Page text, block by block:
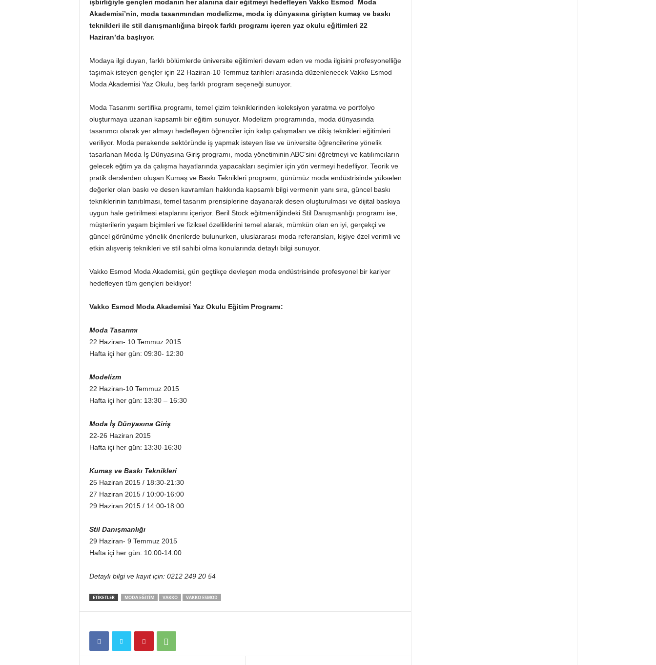
işbirliğiyle gençleri modanın her alanına dair eğitmeyi hedefleyen Vakko Esmod Moda
Akademisi’nin, moda tasarımından modelizme, moda iş dünyasına girişten kumaş ve baskı
teknikleri ile stil danışmanlığına birçok farklı programı içeren yaz okulu eğitimleri 22
Haziran’da başlıyor.
Modaya ilgi duyan, farklı bölümlerde üniversite eğitimleri devam eden ve moda ilgisini profesyonelliğe
taşımak isteyen gençler için 22 Haziran-10 Temmuz tarihleri arasında düzenlenecek Vakko Esmod
Moda Akademisi Yaz Okulu, beş farklı program seçeneği sunuyor.
Moda Tasarımı sertifika programı, temel çizim tekniklerinden koleksiyon yaratma ve portfolyo
oluşturmaya uzanan kapsamlı bir eğitim sunuyor. Modelizm programında, moda dünyasında
tasarımcı olarak yer almayı hedefleyen öğrenciler için kalıp çalışmaları ve dikiş teknikleri eğitimleri
veriliyor. Moda perakende sektöründe iş yapmak isteyen lise ve üniversite öğrencilerine yönelik
tasarlanan Moda İş Dünyasına Giriş programı, moda yönetiminin ABC’sini öğretmeyi ve katılımcıların
gelecek eğtim ya da çalışma hayatlarında yapacakları seçimler için yön vermeyi hedefliyor. Teorik ve
pratik derslerden oluşan Kumaş ve Baskı Teknikleri programı, günümüz moda endüstrisinde yükselen
değerler olan baskı ve desen kavramları hakkında kapsamlı bilgi vermenin yanı sıra, güncel baskı
tekniklerinin tanıtılması, temel tasarım prensiplerine dayanarak desen oluşturulması ve dijital baskıya
uygun hale getirilmesi etaplarını içeriyor. Beril Stock eğitmenliğindeki Stil Danışmanlığı programı ise,
müşterilerin yaşam biçimleri ve fiziksel özelliklerini temel alarak, mümkün olan en iyi, gerçekçi ve
güncel görünüme yönelik önerilerde bulunurken, uluslararası moda referansları, kişiye özel verimli ve
etkin alışveriş teknikleri ve stil sahibi olma konularında detaylı bilgi sunuyor.
Vakko Esmod Moda Akademisi, gün geçtikçe devleşen moda endüstrisinde profesyonel bir kariyer
hedefleyen tüm gençleri bekliyor!
Vakko Esmod Moda Akademisi Yaz Okulu Eğitim Programı:
Moda Tasarımı
22 Haziran- 10 Temmuz 2015
Hafta içi her gün: 09:30- 12:30
Modelizm
22 Haziran-10 Temmuz 2015
Hafta içi her gün: 13:30 – 16:30
Moda İş Dünyasına Giriş
22-26 Haziran 2015
Hafta içi her gün: 13:30-16:30
Kumaş ve Baskı Teknikleri
25 Haziran 2015 / 18:30-21:30
27 Haziran 2015 / 10:00-16:00
29 Haziran 2015 / 14:00-18:00
Stil Danışmanlığı
29 Haziran- 9 Temmuz 2015
Hafta içi her gün: 10:00-14:00
Detaylı bilgi ve kayıt için: 0212 249 20 54
ETİKETLER MODA EĞITIM VAKKO VAKKO ESMOD